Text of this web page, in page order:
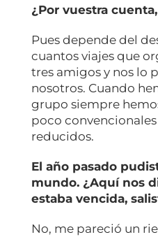
¿Por vuestra
Pues depende del
cuantos viajes que
tres amigos y nos lo
nosotros. Cuando
grupo siempre
poco
reducidos.
El año pasado
mundo. ¿Aquí nos
estaba vencida,
No, me pareció un